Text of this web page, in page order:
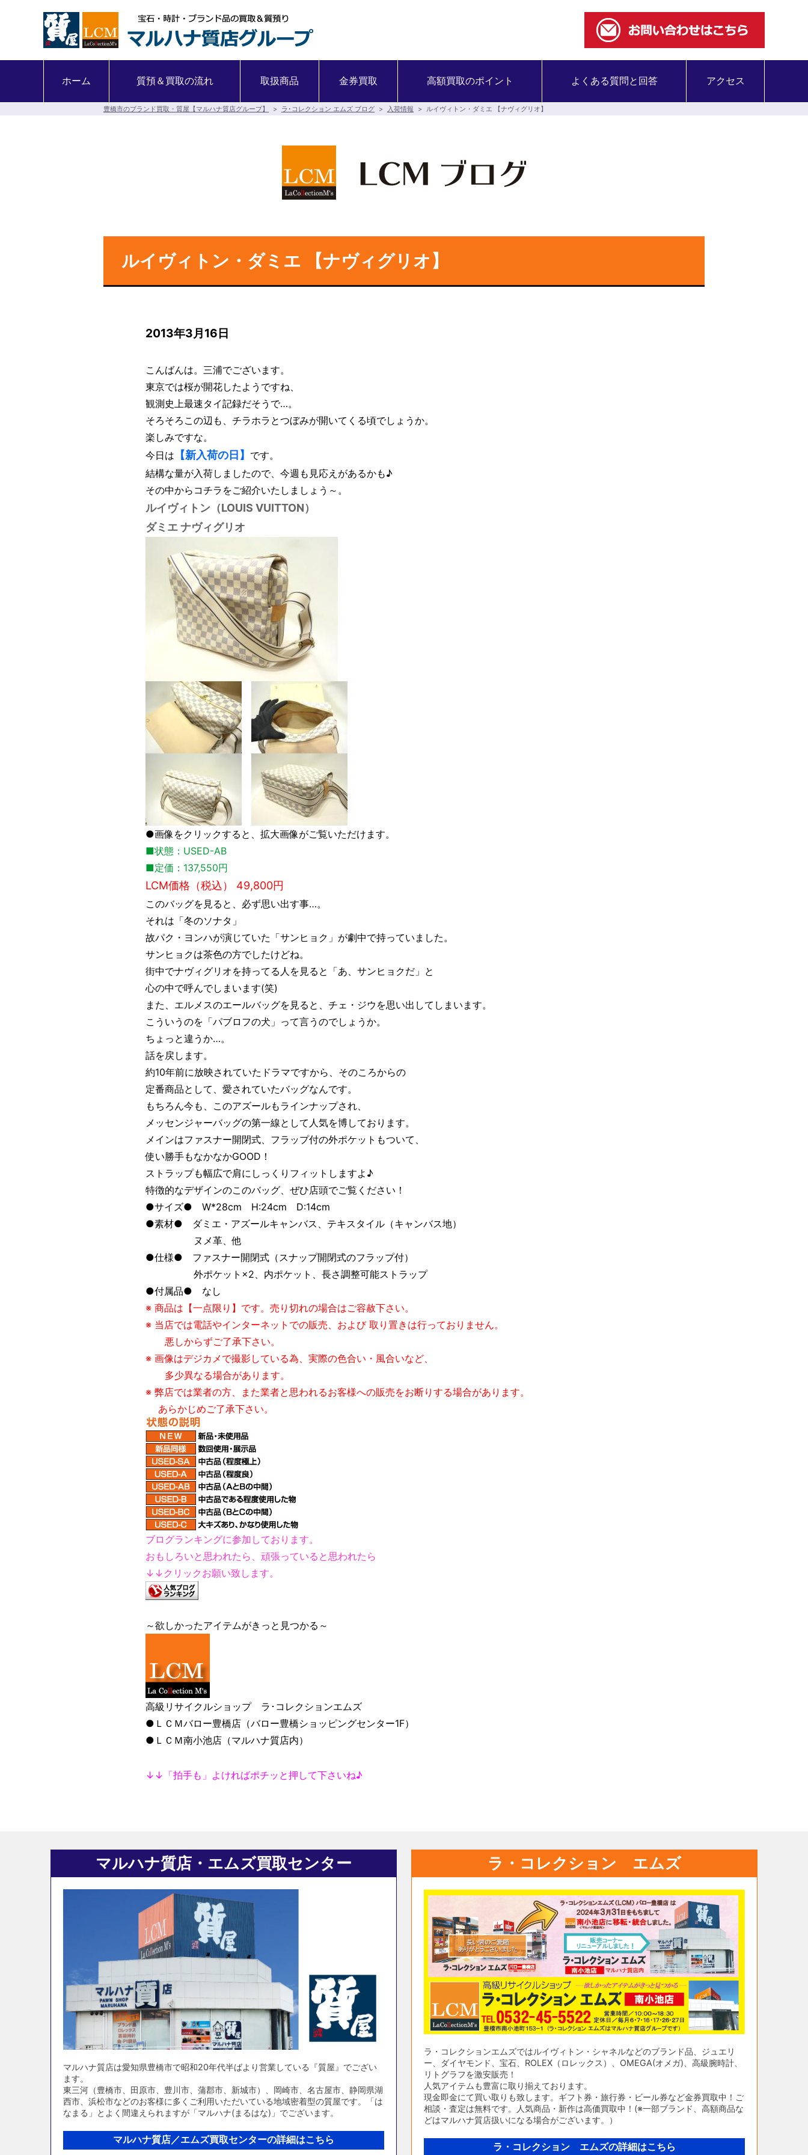
ホーム 質預＆買取の流れ 取扱商品 金券買取 高額買取のポイント よくある質問と回答 アクセス
豊橋市のブランド買取・質屋【マルハナ質店グループ】 > ラ･コレクション エムズ ブログ > 入荷情報 > ルイヴィトン・ダミエ 【ナヴィグリオ】
ルイヴィトン・ダミエ 【ナヴィグリオ】
2013年3月16日
こんばんは。三浦でございます。
東京では桜が開花したようですね、
観測史上最速タイ記録だそうで…。
そろそろこの辺も、チラホラとつぼみが開いてくる頃でしょうか。
楽しみですな。
今日は 【新入荷の日】 です。
結構な量が入荷しましたので、今週も見応えがあるかも♪
その中からコチラをご紹介いたしましょう～。
ルイヴィトン（LOUIS VUITTON）
ダミエ ナヴィグリオ
●画像をクリックすると、拡大画像がご覧いただけます。
■状態：USED-AB
■定価：137,550円
LCM価格（税込） 49,800円
このバッグを見ると、必ず思い出す事…。
それは「冬のソナタ」
故パク・ヨンハが演じていた「サンヒョク」が劇中で持っていました。
サンヒョクは茶色の方でしたけどね。
街中でナヴィグリオを持ってる人を見ると「あ、サンヒョクだ」と
心の中で呼んでしまいます(笑)
また、エルメスのエールバッグを見ると、チェ・ジウを思い出してしまいます。
こういうのを「パブロフの犬」って言うのでしょうか。
ちょっと違うか…。
話を戻します。
約10年前に放映されていたドラマですから、そのころからの
定番商品として、愛されていたバッグなんです。
もちろん今も、このアズールもラインナップされ、
メッセンジャーバッグの第一線として人気を博しております。
メインはファスナー開閉式、フラップ付の外ポケットもついて、
使い勝手もなかなかGOOD！
ストラップも幅広で肩にしっくりフィットしますよ♪
特徴的なデザインのこのバッグ、ぜひ店頭でご覧ください！
●サイズ● W*28cm H:24cm D:14cm
●素材● ダミエ・アズールキャンバス、テキスタイル（キャンバス地）
ヌメ革、他
●仕様● ファスナー開閉式（スナップ開閉式のフラップ付）
外ポケット×2、内ポケット、長さ調整可能ストラップ
●付属品● なし
※ 商品は【一点限り】です。売り切れの場合はご容赦下さい。
※ 当店では電話やインターネットでの販売、および 取り置きは行っておりません。
悪しからずご了承下さい。
※ 画像はデジカメで撮影している為、実際の色合い・風合いなど、
多少異なる場合があります。
※ 弊店では業者の方、また業者と思われるお客様への販売をお断りする場合があります。
あらかじめご了承下さい。
ブログランキングに参加しております。
おもしろいと思われたら、頑張っていると思われたら
↓↓クリックお願い致します。
～欲しかったアイテムがきっと見つかる～
高級リサイクルショップ ラ･コレクションエムズ
●ＬＣＭバロー豊橋店（バロー豊橋ショッピングセンター1F）
●ＬＣＭ南小池店（マルハナ質店内）
↓↓「拍手も」よければポチッと押して下さいね♪
マルハナ質店・エムズ買取センター
マルハナ質店は愛知県豊橋市で昭和20年代半ばより営業している『質屋』でござい
ます。
東三河（豊橋市、田原市、豊川市、蒲郡市、新城市）、岡崎市、名古屋市、静岡県湖
西市、浜松市などのお客様に多くご利用いただいている地域密着型の質屋です。「は
なまる」とよく間違えられますが「マルハナ(まるはな)」でございます。
マルハナ質店／エムズ買取センターの詳細はこちら
ラ・コレクション エムズ
ラ・コレクションエムズではルイヴィトン・シャネルなどのブランド品、ジュエリ
ー、ダイヤモンド、宝石、ROLEX（ロレックス）、OMEGA(オメガ)、高級腕時計、
リトグラフを激安販売！
人気アイテムも豊富に取り揃えております。
現金即金にて買い取りも致します。ギフト券・旅行券・ビール券など金券買取中！ご
相談・査定は無料です。人気商品・新作は高価買取中！(※一部ブランド、高額商品な
どはマルハナ質店扱いになる場合がございます。）
ラ・コレクション エムズの詳細はこちら